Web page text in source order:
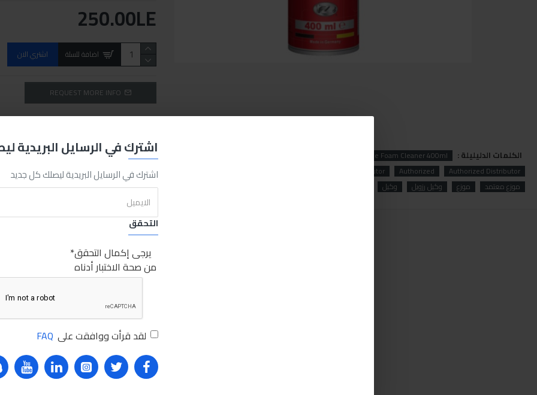
اشترك في الرسايل البريدية
اشترك في الرسايل البريدية ليصلك كل جديد
التحقق
يرجى إكمال التحقق
من صحة الاختبار أدناه
لقد قرأت ووافقت على FAQ
250.00LE
اضافة للسلة اشتري الان
REQUEST MORE INFO
الكلمات الدليليلة : Rzoil RZ65M Multi-Purpose Foam Cleaner 400ml
Purpose
Foam
Cleaner
400
ml
Authorized Distributor
Authorized
Distributor
RZ65M فوم لتنظيف داخل السيارة
موزع معتمد
موزع وكيل رزويل وكيل